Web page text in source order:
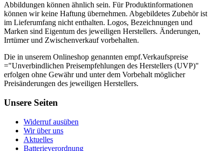
Abbildungen können ähnlich sein. Für Produktinformationen
können wir keine Haftung übernehmen. Abgebildetes Zubehör ist
im Lieferumfang nicht enthalten. Logos, Bezeichnungen und
Marken sind Eigentum des jeweiligen Herstellers. Änderungen,
Irrtümer und Zwischenverkauf vorbehalten.
Die in unserem Onlineshop genannten empf.Verkaufspreise
="Unverbindlichen Preisempfehlungen des Herstellers (UVP)"
erfolgen ohne Gewähr und unter dem Vorbehalt möglicher
Preisänderungen des jeweiligen Herstellers.
Unsere Seiten
Widerruf ausüben
Wir über uns
Aktuelles
Batterieverordnung